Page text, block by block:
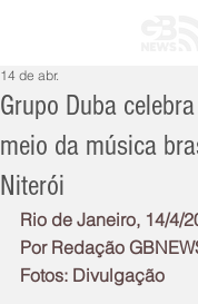
Grupo Duba
meio da música
Niterói
14 de abr.
Rio de Janeiro, 14/4/
Por Redação
Fotos: Divulgação